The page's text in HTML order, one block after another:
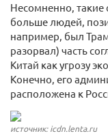
Несомненно, такие
больше людей,
например, был
разорвал) часть
Китай как угрозу
Конечно, его
расположена к
источник: icdn.lenta.ru